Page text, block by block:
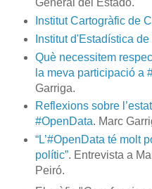
Institut Cartogràfic de
Institut d'Estadística
Què necessitem
la meva participació a
Garriga.
Reflexions sobre
#OpenData. Marc
“L’#OpenData té molt
polític”. Entrevista a
Peiró.